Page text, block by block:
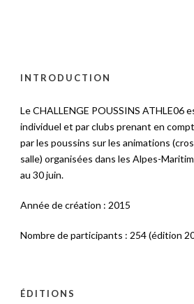
INTRODUCTION
Le CHALLENGE POUSSINS ATHLE06
individuel et par clubs prenant en
par les poussins sur les animations
salle) organisées dans les Alpes-
au 30 juin.
Année de création : 2015
Nombre de participants : 254 (édition
ÉDITIONS